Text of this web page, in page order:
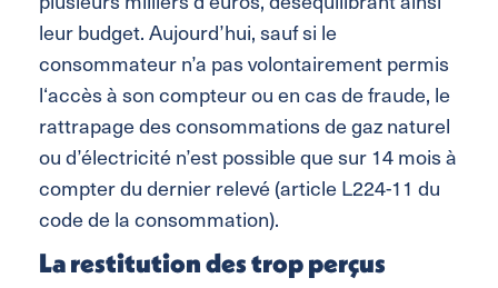
leur budget. Aujourd’hui, sauf si le
consommateur n’a pas volontairement permis
l‘accès à son compteur ou en cas de fraude, le
rattrapage des consommations de gaz naturel
ou d’électricité n’est possible que sur 14 mois à
compter du dernier relevé (article L224-11 du
code de la consommation).
La restitution des trop perçus